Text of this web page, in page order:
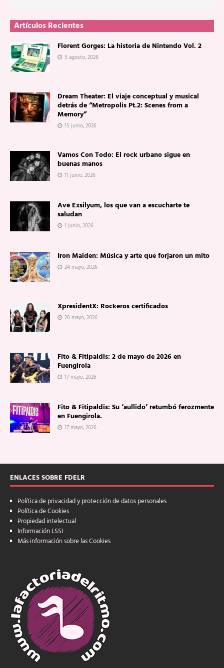
Artículos Recientes
Florent Gorges: La historia de Nintendo Vol. 2
5 agosto, 2026
Dream Theater: El viaje conceptual y musical
detrás de “Metropolis Pt.2: Scenes from a
Memory”
15 junio, 2026
Vamos Con Todo: El rock urbano sigue en
buenas manos
11 junio, 2026
Ave Exsilyum, los que van a escucharte te
saludan
1 junio, 2026
Iron Maiden: Música y arte que forjaron un mito
24 mayo, 2026
XpresidentX: Rockeros certificados
20 mayo, 2026
Fito & Fitipaldis: 2 de mayo de 2026 en
Fuengirola
17 mayo, 2026
Fito & Fitipaldis: Su ‘aullido’ retumbó ferozmente
en Fuengirola.
17 mayo, 2026
ENLACES SOBRE FDELR
Política de privacidad y protección de datos personales
Política de Cookies
Propiedad intelectual
Información LSSI
Más información sobre las Cookies